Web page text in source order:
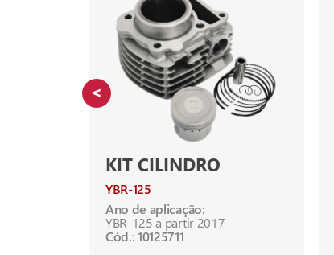
KIT CILINDRO
YBR-125
Ano de aplicação:
YBR-125 a partir 2017
Cód.: 10125711